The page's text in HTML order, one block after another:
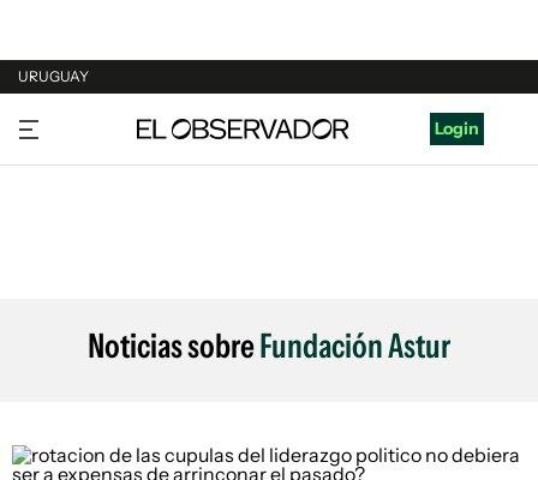
URUGUAY
URUGUAY
ARGENTINA
Login
Noticias sobreFundación Astur